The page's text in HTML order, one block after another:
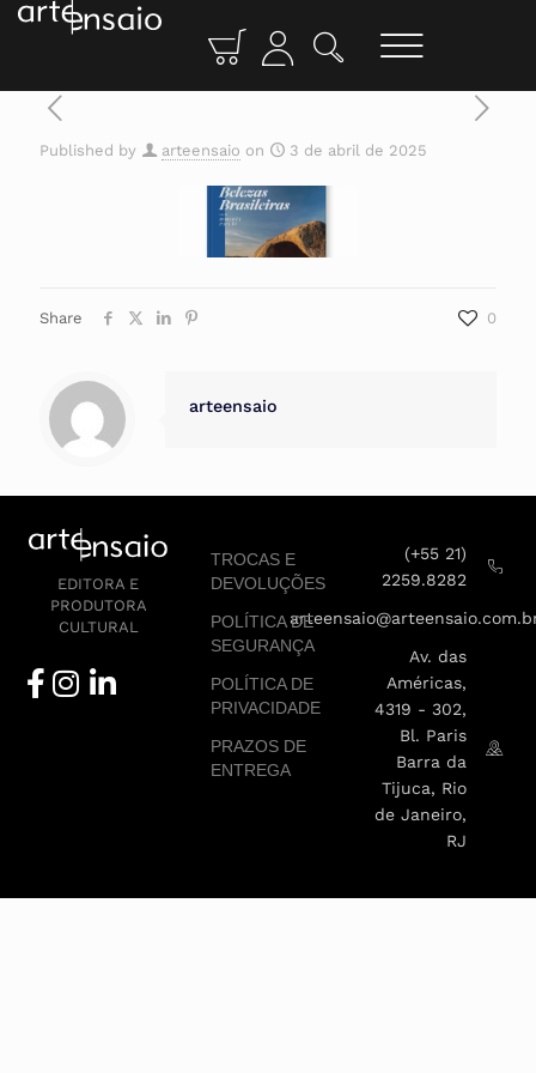
Published by arteensaio on 3 de abril de 2025
Share 0
arteensaio
EDITORA E
PRODUTORA
CULTURAL
TROCAS E
DEVOLUÇÕES
POLÍTICA DE
SEGURANÇA
POLÍTICA DE
PRIVACIDADE
PRAZOS DE
ENTREGA
(+55 21)
2259.8282
Av. das
Américas,
4319 - 302,
Bl. Paris
Barra da
Tijuca, Rio
de Janeiro,
RJ